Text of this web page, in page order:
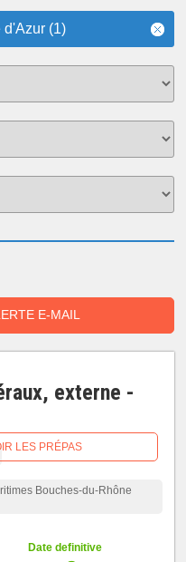
d'Azur (1)
E-MAIL
externe -
Bouches-du-Rhône
Date definitive
LES PRÉPAS